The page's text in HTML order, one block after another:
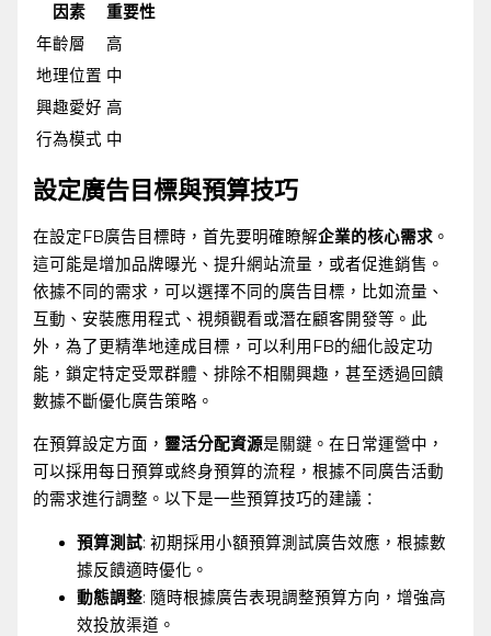
因素
重要性
年齡層
高
地理位置 中
興趣愛好 高
行為模式 中
設定廣告目標與預算技巧
在設定FB廣告目標時，首先要明確瞭解企業的核心需求 。
這可能是增加品牌曝光、提升網站流量，或者促進銷售。
依據不同的需求，可以選擇不同的廣告目標，比如流量、
互動、安裝應用程式、視頻觀看或潛在顧客開發等。此
外，為了更精準地達成目標，可以利用FB的細化設定功
能，鎖定特定受眾群體、排除不相關興趣，甚至透過回饋
數據不斷優化廣告策略。
在預算設定方面，靈活分配資源是關鍵。在日常運營中，
可以採用每日預算或終身預算的流程，根據不同廣告活動
的需求進行調整。以下是一些預算技巧的建議：
預算測試: 初期採用小額預算測試廣告效應，根據數
據反饋適時優化。
動態調整: 隨時根據廣告表現調整預算方向，增強高
效投放渠道。